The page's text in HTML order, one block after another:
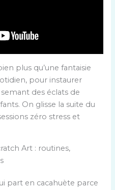
plus qu’une fantaisie
pour instaurer
des éclats de
On glisse la suite du
zéro stress et
Art : routines,
part en cacahuète parce